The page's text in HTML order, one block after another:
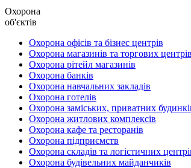
Охорона
об'єктів
Охорона офісів та бізнес центрів
Охорона магазинів та торгових центрів
Охорона рітейл магазинів
Охорона банків
Охорона навчальних закладів
Охорона готелів
Охорона заміських, приватних
Охорона житлових комплексів
Охорона кафе та ресторанів
Охорона підприємств
Охорона складів та логістичних
Охорона будівельних майданчиків